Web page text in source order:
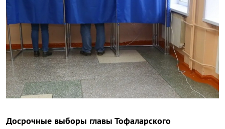
Досрочные выборы главы Тофаларского